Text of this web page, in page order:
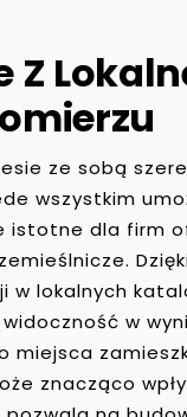
Z
ze sobą
wszystkim
istotne dla firm
w lokalnych
w
miejsca
znacząco